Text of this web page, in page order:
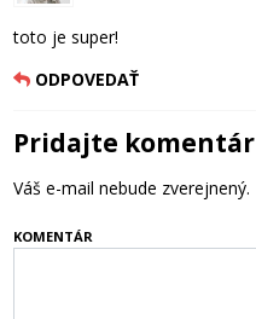
toto je super!
ODPOVEDAŤ
Pridajte komentár
Váš e-mail nebude zverejnený.
KOMENTÁR